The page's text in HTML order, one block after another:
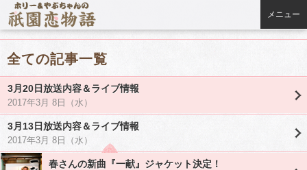
メニュー
全ての記事一覧
3月20日放送内容＆ライブ情報
2017年3月 8日（水）
3月13日放送内容＆ライブ情報
2017年3月 8日（水）
春さんの新曲『一献』ジャケット決定！